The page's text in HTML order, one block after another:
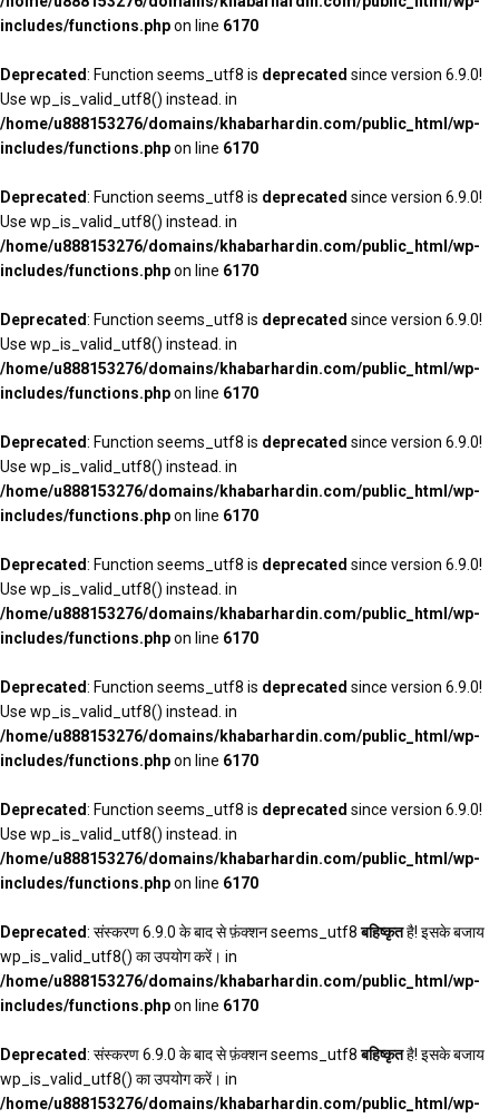
includes/functions.phpon line 6170
Deprecated: Function seems_utf8 is deprecated since version 6.9.0!
Use wp_is_valid_utf8() instead. in
/home/u888153276/domains/khabarhardin.com/public_html/wp-
includes/functions.phpon line 6170
Deprecated: Function seems_utf8 is deprecated since version 6.9.0!
Use wp_is_valid_utf8() instead. in
/home/u888153276/domains/khabarhardin.com/public_html/wp-
includes/functions.phpon line 6170
Deprecated: Function seems_utf8 is deprecated since version 6.9.0!
Use wp_is_valid_utf8() instead. in
/home/u888153276/domains/khabarhardin.com/public_html/wp-
includes/functions.phpon line 6170
Deprecated: Function seems_utf8 is deprecated since version 6.9.0!
Use wp_is_valid_utf8() instead. in
/home/u888153276/domains/khabarhardin.com/public_html/wp-
includes/functions.phpon line 6170
Deprecated: Function seems_utf8 is deprecated since version 6.9.0!
Use wp_is_valid_utf8() instead. in
/home/u888153276/domains/khabarhardin.com/public_html/wp-
includes/functions.phpon line 6170
Deprecated: Function seems_utf8 is deprecated since version 6.9.0!
Use wp_is_valid_utf8() instead. in
/home/u888153276/domains/khabarhardin.com/public_html/wp-
includes/functions.phpon line 6170
Deprecated: Function seems_utf8 is deprecated since version 6.9.0!
Use wp_is_valid_utf8() instead. in
/home/u888153276/domains/khabarhardin.com/public_html/wp-
includes/functions.phpon line 6170
Deprecated: संस्करण 6.9.0 के बाद से फ़ंक्शन seems_utf8बहिष्कृतहै! इसके बजाय
wp_is_valid_utf8() का उपयोग करें। in
/home/u888153276/domains/khabarhardin.com/public_html/wp-
includes/functions.phpon line 6170
Deprecated: संस्करण 6.9.0 के बाद से फ़ंक्शन seems_utf8बहिष्कृतहै! इसके बजाय
wp_is_valid_utf8() का उपयोग करें। in
/home/u888153276/domains/khabarhardin.com/public_html/wp-